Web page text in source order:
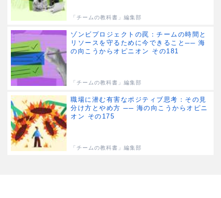
「チームの教科書」編集部
ゾンビプロジェクトの罠：チームの時間と
リソースを守るために今できること── 海
の向こうからオピニオン その181
「チームの教科書」編集部
職場に潜む有害なポジティブ思考：その見
分け方とやめ方 ── 海の向こうからオピニ
オン その175
「チームの教科書」編集部